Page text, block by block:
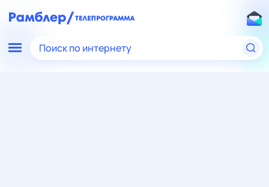
Поиск по интернету